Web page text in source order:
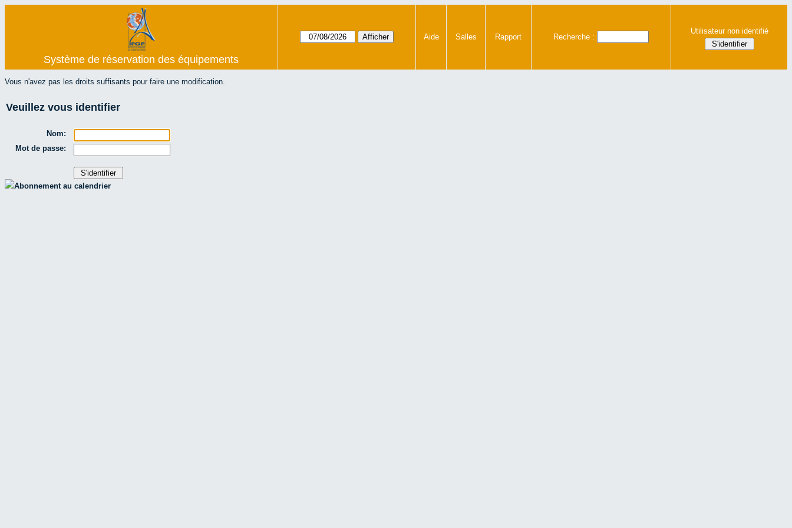
Système de réservation des équipements
Aide Salles Rapport Recherche :
Utilisateur non identifié
Vous n'avez pas les droits suffisants pour faire une modification.
Veuillez vous identifier
Nom:
Mot de passe:
Abonnement au calendrier